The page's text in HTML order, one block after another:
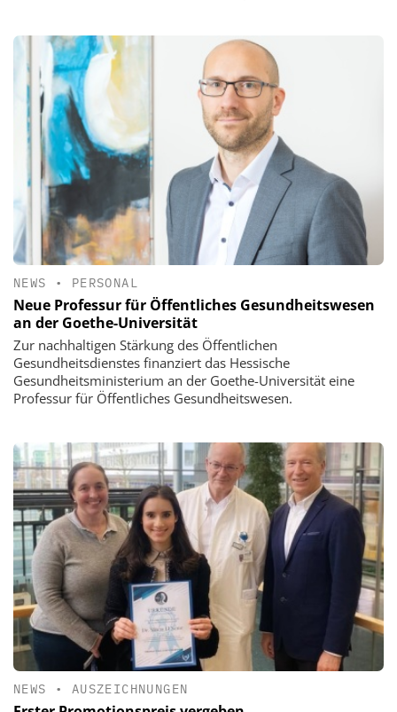
NEWS • PERSONAL
Neue Professur für Öffentliches Gesundheitswesen
an der Goethe-Universität
Zur nachhaltigen Stärkung des Öffentlichen
Gesundheitsdienstes finanziert das Hessische
Gesundheitsministerium an der Goethe-Universität eine
Professur für Öffentliches Gesundheitswesen.
NEWS • AUSZEICHNUNGEN